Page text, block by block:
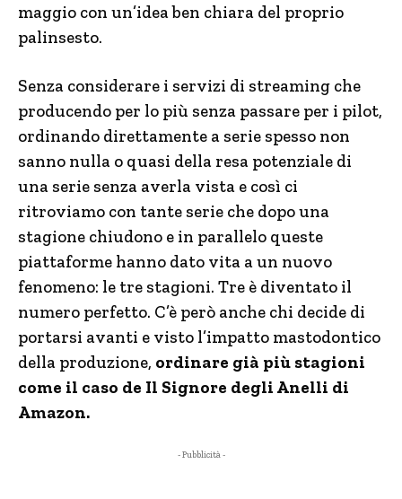
maggio con un’idea ben chiara del proprio
palinsesto.
Senza considerare i servizi di streaming che
producendo per lo più senza passare per i pilot,
ordinando direttamente a serie spesso non
sanno nulla o quasi della resa potenziale di
una serie senza averla vista e così ci
ritroviamo con tante serie che dopo una
stagione chiudono e in parallelo queste
piattaforme hanno dato vita a un nuovo
fenomeno: le tre stagioni. Tre è diventato il
numero perfetto. C’è però anche chi decide di
portarsi avanti e visto l’impatto mastodontico
della produzione, ordinare già più stagioni
come il caso de Il Signore degli Anelli di
Amazon.
- Pubblicità -